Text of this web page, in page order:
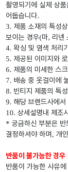
촬영되기에 실제 상
어둡습니다.
3. 제품 소재의 특성
보이는 경우(마, 리넨
4. 왁싱 및 염색 처리
5. 제공된 이미지와
6. 제품의 미세한 스
7. 배송 중 옷걸이에
8. 빈티지 제품의 특
9. 해당 브랜드사에
10. 상세설명내 제조
* 궁금하신 부분은
결정하셔야 하며 , 개
반품이 불가능한 경우
반품이 가능한 사유